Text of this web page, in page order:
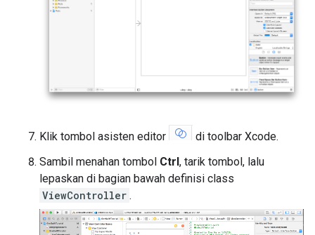
Klik tombol asisten editor
di toolbar Xcode.
Sambil menahan tombol Ctrl, tarik tombol, lalu
lepaskan di bagian bawah definisi class
ViewController .